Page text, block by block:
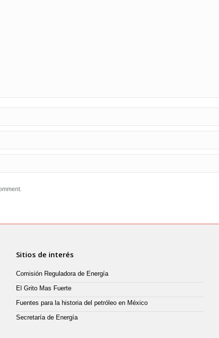
Sitios de interés
Comisión Reguladora de Energía
El Grito Mas Fuerte
Fuentes para la historia del petróleo en México
Secretaría de Energía